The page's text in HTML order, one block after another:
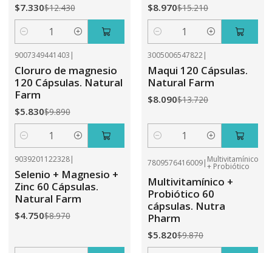
$7.330$12.430
Cantidad
$8.970$15.210
Cantidad
9007349441403 |
Cloruro de magnesio
120 Cápsulas. Natural
Farm
$5.830$9.890
Cantidad
3005006547822|
Maqui 120 Cápsulas.
Natural Farm
$8.090$13.720
Cantidad
9039201122328|
Selenio + Magnesio +
Zinc 60 Cápsulas.
Natural Farm
$4.750$8.970
-41%OFF
7809576416009| Multivitamínico
+ Probiótico
Multivitamínico +
Probiótico 60
cápsulas. Nutra
Pharm
$5.820$9.870